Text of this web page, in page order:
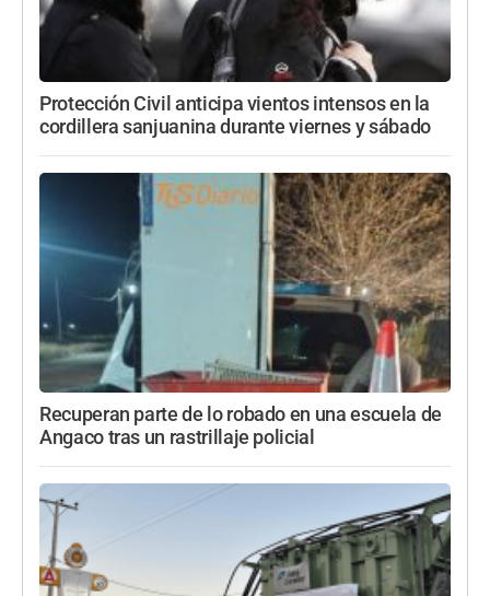
Protección Civil anticipa vientos intensos en la
cordillera sanjuanina durante viernes y sábado
Recuperan parte de lo robado en una escuela de
Angaco tras un rastrillaje policial